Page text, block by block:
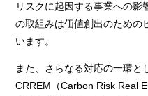
リスクに起因する事業への影
の取組みは価値創出のための
います。
また、さらなる対応の一環と
CRREM（Carbon Risk Real